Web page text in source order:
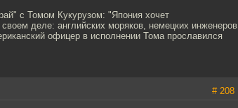
с Томом Кукурузом: "Япония хочет
деле: английских моряков, немецких инженеров
офицер в исполнении Тома прославился
# 208